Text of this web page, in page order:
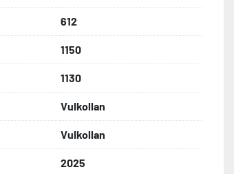
612
1150
1130
Vulkollan
Vulkollan
2025